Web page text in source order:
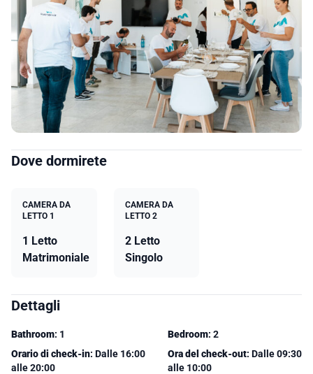
Dove dormirete
CAMERA DA
LETTO 1
1 Letto
Matrimoniale
CAMERA DA
LETTO 2
2 Letto
Singolo
Dettagli
Bathroom: 1 Bedroom: 2
Orario di check-in: Dalle 16:00
alle 20:00
Ora del check-out: Dalle 09:30
alle 10:00